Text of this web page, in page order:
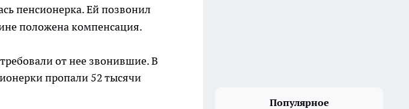
пенсионерка. Ей позвонил
положена компенсация.
от нее звонившие. В
пропали 52 тысячи
Популярное